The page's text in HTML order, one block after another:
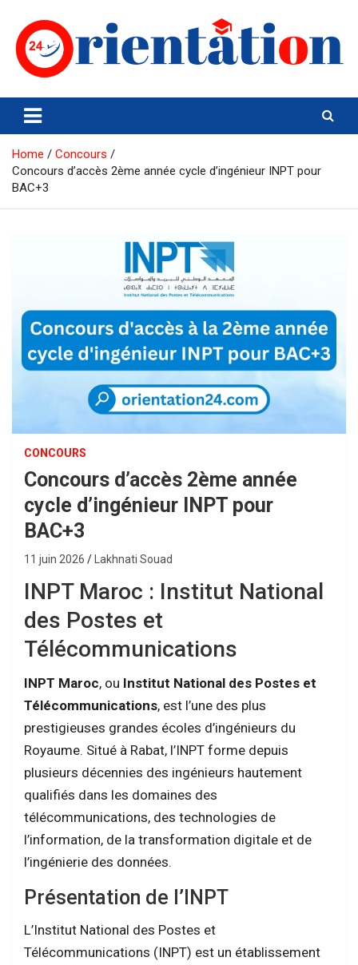
content
Orientation24
Emploi et Orientation au Maroc
Home
Concours
Concours d’accès 2ème année cycle d’ingénieur INPT pour
BAC+3
CONCOURS
Concours d’accès 2ème année
cycle d’ingénieur INPT pour
BAC+3
11 juin 2026 Lakhnati Souad
INPT Maroc : Institut National
des Postes et
Télécommunications
INPT Maroc, ou Institut National des Postes et
Télécommunications, est l’une des plus
prestigieuses grandes écoles d’ingénieurs du
Royaume. Situé à Rabat, l’INPT forme depuis
plusieurs décennies des ingénieurs hautement
qualifiés dans les domaines des
télécommunications, des technologies de
l’information, de la transformation digitale et de
l’ingénierie des données.
Présentation de l’INPT
L’Institut National des Postes et
Télécommunications (INPT) est un établissement